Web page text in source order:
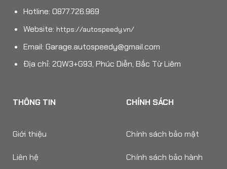
Hotline: 0877.726.969
Website: https://autospeedy.vn/
Email: Garage.autospeedy@gmail.com
Địa chỉ: 2QW3+G93, Phúc Diễn, Bắc Từ Liêm
THÔNG TIN
Giới thiệu
Liên hệ
CHÍNH SÁCH
Chính sách bảo mật
Chính sách bảo hành